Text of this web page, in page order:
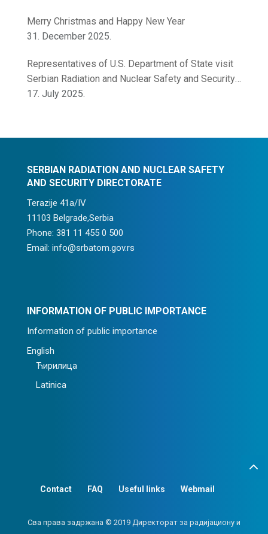
Merry Christmas and Happy New Year
31. December 2025.
Representatives of U.S. Department of State visit
Serbian Radiation and Nuclear Safety and Security
Directorate
17. July 2025.
SERBIAN RADIATION AND NUCLEAR SAFETY
AND SECURITY DIRECTORATE
Terazije 41a/IV
11103 Belgrade,Serbia
Phone: 381 11 455 0 500
Email: info@srbatom.gov.rs
INFORMATION OF PUBLIC IMPORTANCE
Information of public importance
English
Ћирилица
Latinica
Contact FAQ Useful links Webmail
Сва права задржана © 2019 Директорат за радијациону и